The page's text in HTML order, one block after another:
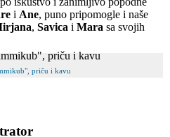
i Ane, puno pripomogle i naše
, Savica i Mara sa svojih
priču i kavu